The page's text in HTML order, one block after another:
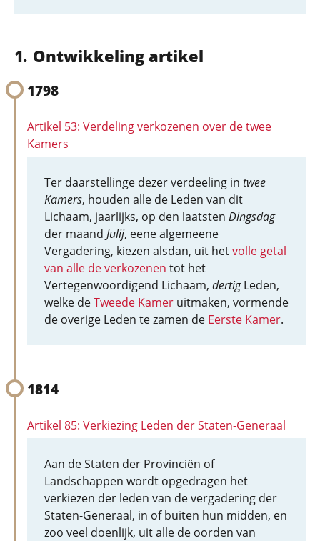
Ontwikkeling artikel
1798
Artikel 53: Verdeling verkozenen over de twee
Kamers
Ter daarstellinge dezer verdeeling in twee
Kamers, houden alle de Leden van dit
Lichaam, jaarlijks, op den laatsten Dingsdag
der maand Julij, eene algemeene
Vergadering, kiezen alsdan, uit hetvolle getal
van alle de verkozenen tot het
Vertegenwoordigend Lichaam, dertigLeden,
welke deTweede Kamer uitmaken, vormende
de overige Leden te zamen de Eerste Kamer.
1814
Artikel 85: Verkiezing Leden der Staten-Generaal
Aan de Staten der Provinciën of
Landschappen wordt opgedragen het
verkiezen der leden van de vergadering der
Staten-Generaal, in of buiten hun midden, en
zoo veel doenlijk, uit alle de oorden van